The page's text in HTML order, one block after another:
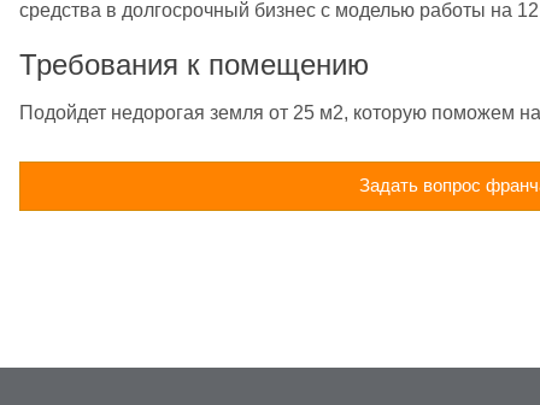
средства в долгосрочный бизнес с моделью работы на
Требования к помещению
Подойдет недорогая земля от 25 м2, которую поможем
Задать вопрос